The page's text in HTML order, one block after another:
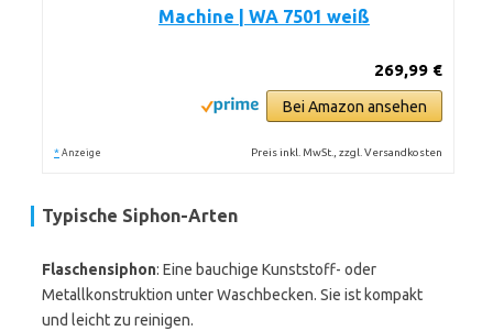
Machine | WA 7501 weiß
269,99 €
Bei Amazon ansehen
* Anzeige Preis inkl. MwSt., zzgl. Versandkosten
Typische Siphon-Arten
Flaschensiphon: Eine bauchige Kunststoff- oder
Metallkonstruktion unter Waschbecken. Sie ist kompakt
und leicht zu reinigen.